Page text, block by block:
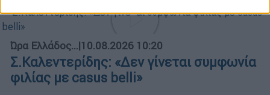
Ώρα Ελλάδος...|10.08.2026 10:20
Σ.Καλεντερίδης: «Δεν γίνεται συμφωνία
φιλίας με casus belli»